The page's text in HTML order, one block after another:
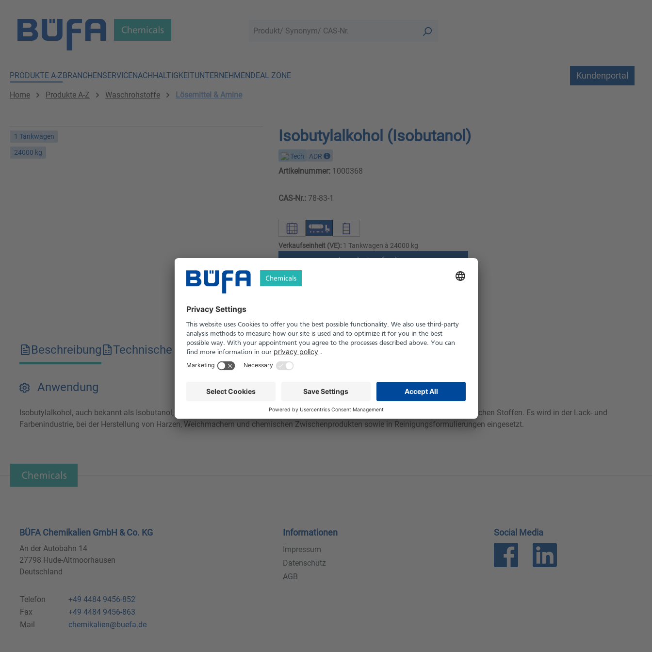
PRODUKTE A-ZBRANCHENSERVICENACHHALTIGKEITUNTERNEHMENDEAL ZONE Kundenportal
Home Produkte A-Z Waschrohstoffe Lösemittel & Amine
1 Tankwagen
24000 kg
Isobutylalkohol (Isobutanol)
Tech ADR
Artikelnummer:1000368
CAS-Nr.:78-83-1
Verkaufseinheit (VE):1 Tankwagen à 24000 kg
Angebot anfordern
Beschreibung Technische Merkmale Downloads Sicherheitshinweise
Anwendung
Isobutylalkohol, auch bekannt als Isobutanol, ist ein farbloses, mittelpolarenes Lösungsmittel mit guter Mischbarkeit mit vielen organischen Stoffen. Es wird in der Lack- und
Farbenindustrie, bei der Herstellung von Harzen, Weichmachern und chemischen Zwischenprodukten sowie in Reinigungsformulierungen eingesetzt.
BÜFA Chemikalien GmbH & Co. KG
An der Autobahn 14
27798 Hude-Altmoorhausen
Deutschland
Telefon
+49 4484 9456-852
Fax
+49 4484 9456-863
Mail
chemikalien@buefa.de
Informationen
Impressum
Datenschutz
AGB
Social Media